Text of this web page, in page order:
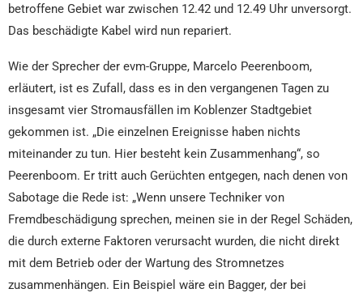
betroffene Gebiet war zwischen 12.42 und 12.49 Uhr unversorgt.
Das beschädigte Kabel wird nun repariert.
Wie der Sprecher der evm-Gruppe, Marcelo Peerenboom,
erläutert, ist es Zufall, dass es in den vergangenen Tagen zu
insgesamt vier Stromausfällen im Koblenzer Stadtgebiet
gekommen ist. „Die einzelnen Ereignisse haben nichts
miteinander zu tun. Hier besteht kein Zusammenhang“, so
Peerenboom. Er tritt auch Gerüchten entgegen, nach denen von
Sabotage die Rede ist: „Wenn unsere Techniker von
Fremdbeschädigung sprechen, meinen sie in der Regel Schäden,
die durch externe Faktoren verursacht wurden, die nicht direkt
mit dem Betrieb oder der Wartung des Stromnetzes
zusammenhängen. Ein Beispiel wäre ein Bagger, der bei